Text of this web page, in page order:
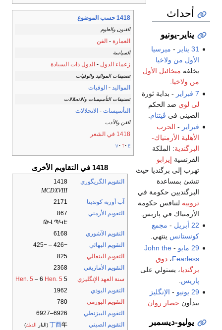
1418 حسب الموضوع
الفنون والعلوم
العمارة - الفن
السياسة
زعماء الدول - الدول ذات السيادة
تصنيفات المواليد والوفيات
المواليد - الوفيات
تصنيفات التأسيسات والانحلالات
التأسيسات - الانحلالات
الفن والأدب
1418 في الشعر
v t e
1418 في التقاويم الأخرى
التقويم الگريگوري
1418
MCDXVIII
آب أوربه كونديتا
2171
التقويم الأرمني
867
ԹՎ ՊԿԷ
التقويم الآشوري
6168
التقويم البهائي
−426 – −425
التقويم البنغالي
825
التقويم الأمازيغي
2368
سنة العهد الإنگليزي
5
Hen. 5 – 6 Hen. 5
التقويم البوذي
1962
التقويم البورمي
780
التقويم البيزنطي
6926–6927
التقويم الصيني
丁酉年 (النار الديك)
أحداث
يناير-يونيو
31 يناير - ميرسيا
الأول من ولاخيا
يخلفه ميخائيل الأول
من ولاخيا
7 فبراير
- بداية ثورة
لى لوي ضد الحكم
الصيني في ڤيتنام
فبراير - الحرب
الأهلية الأرمنياك-
البرگندية: الملكة
الفرنسية إيزابو
تهرب إلى برگنديا حيث
تنشئ بمساعدة
البرگنديين حكومة في
تروييه لتنافس حكومة
الأرمنياك في پاريس.
22 أبريل
- مجمع
كونستانس ينتهي.
29 مايو
-
John the
Fearless،دوق
برگنديا، يستولي على
پاريس
29 يونيو
- الإنگليز
يبدأون حصار روان
يوليو-ديسمبر